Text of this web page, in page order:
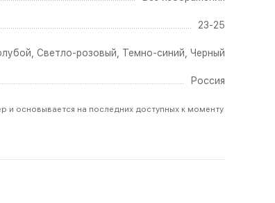
23-25
Светло-розовый Темно-синий Черный
Россия
и основывается на последних доступных к моменту